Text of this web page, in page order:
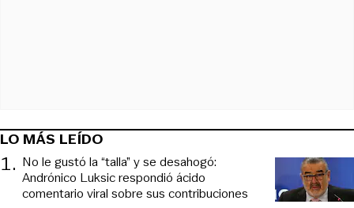
LO MÁS LEÍDO
1. No le gustó la “talla” y se desahogó:
Andrónico Luksic respondió ácido
comentario viral sobre sus contribuciones